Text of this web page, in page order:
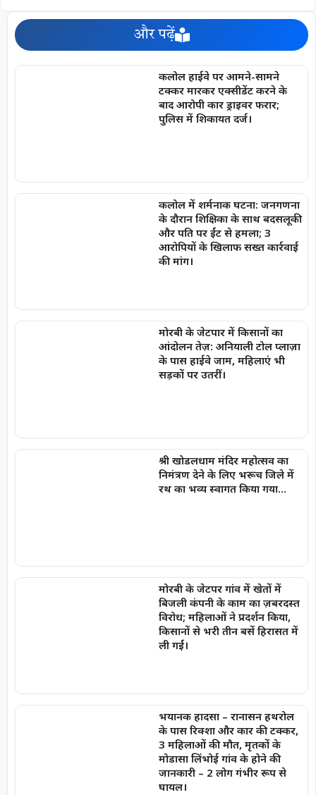
और पढ़ें
कलोल हाईवे पर आमने-सामने
टक्कर मारकर एक्सीडेंट करने के
बाद आरोपी कार ड्राइवर फरार;
पुलिस में शिकायत दर्ज।
कलोल में शर्मनाक घटना: जनगणना
के दौरान शिक्षिका के साथ बदसलूकी
और पति पर ईंट से हमला; 3
आरोपियों के खिलाफ सख्त कार्रवाई
की मांग।
मोरबी के जेटपार में किसानों का
आंदोलन तेज़: अनियाली टोल प्लाज़ा
के पास हाईवे जाम, महिलाएं भी
सड़कों पर उतरीं।
श्री खोडलधाम मंदिर महोत्सव का
निमंत्रण देने के लिए भरूच जिले में
रथ का भव्य स्वागत किया गया…
मोरबी के जेटपर गांव में खेतों में
बिजली कंपनी के काम का ज़बरदस्त
विरोध; महिलाओं ने प्रदर्शन किया,
किसानों से भरी तीन बसें हिरासत में
ली गईं।
भयानक हादसा – रानासन हथरोल
के पास रिक्शा और कार की टक्कर,
3 महिलाओं की मौत, मृतकों के
मोडासा लिंभोई गांव के होने की
जानकारी – 2 लोग गंभीर रूप से
घायल।